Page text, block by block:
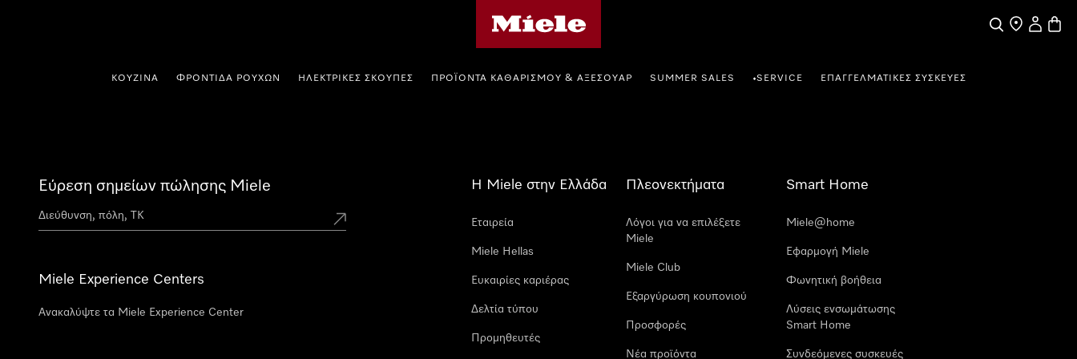
Αναζήτηση
Εύρεση
Ο
ΚΟΥΖΊΝΑ ΦΡΟΝΤΊΔΑ ΡΟΎΧΩΝ ΗΛΕΚΤΡΙΚΈΣ ΣΚΟΎΠΕΣ ΠΡΟΪΌΝΤΑ ΚΑΘΑΡΙΣΜΟΎ & ΑΞΕΣΟΥΆΡ SUMMER SALES •SERVICE ΕΠΑΓΓΕΛΜΑΤΙΚΈΣ ΣΥΣΚΕΥΈΣ
Εύρεση σημείων πώλησης Miele
Miele Experience Centers
Ανακαλύψτε τα Miele Experience Center
Η Miele στην Ελλάδα
Εταιρεία
Miele Hellas
Ευκαιρίες καριέρας
Δελτία τύπου
Προμηθευτές
Πλεονεκτήματα
Λόγοι για να επιλέξετε
Miele
Miele Club
Εξαργύρωση κουπονιού
Προσφορές
Νέα προϊόντα
Smart Home
Miele@home
Εφαρμογή Miele
Φωνητική βοήθεια
Λύσεις ενσωμάτωσης
Smart Home
Συνδεόμενες συσκευές